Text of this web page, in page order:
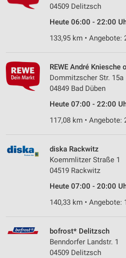
04509 Delitzsch
Heute 06:00 - 22:00
133,95 km • Angebote:
REWE André Kniesche
Dommitzscher Str. 15a
04849 Bad Düben
Heute 07:00 - 22:00
117,08 km • Angebote:
diska Rackwitz
Koemmlitzer Straße 1
04519 Rackwitz
Heute 07:00 - 20:00
140,33 km • Angebote:
bofrost* Delitzsch
Benndorfer Landstr. 1
04509 Delitzsch